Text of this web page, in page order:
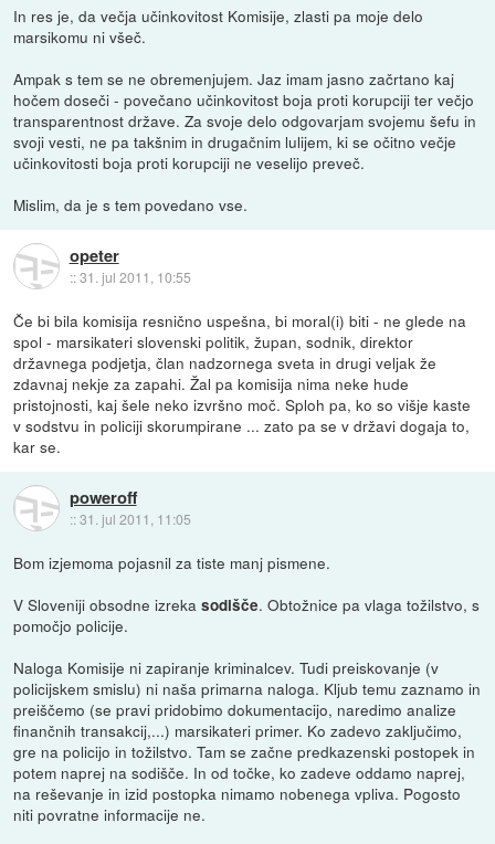
In res je, da večja učinkovitost Komisije, zlasti pa moje delo
marsikomu ni všeč.
Ampak s tem se ne obremenjujem. Jaz imam jasno začrtano kaj
hočem doseči - povečano učinkovitost boja proti korupciji ter večjo
transparentnost države. Za svoje delo odgovarjam svojemu šefu in
svoji vesti, ne pa takšnim in drugačnim lulijem, ki se očitno večje
učinkovitosti boja proti korupciji ne veselijo preveč.
Mislim, da je s tem povedano vse.
opeter
::31. jul 2011, 10:55
Če bi bila komisija resnično uspešna, bi moral(i) biti - ne glede na
spol - marsikateri slovenski politik, župan, sodnik, direktor
državnega podjetja, član nadzornega sveta in drugi veljak že
zdavnaj nekje za zapahi. Žal pa komisija nima neke hude
pristojnosti, kaj šele neko izvršno moč. Sploh pa, ko so višje kaste
v sodstvu in policiji skorumpirane ... zato pa se v državi dogaja to,
kar se.
poweroff
::31. jul 2011, 11:05
Bom izjemoma pojasnil za tiste manj pismene.
V Sloveniji obsodne izrekasodišče. Obtožnice pa vlaga tožilstvo, s
pomočjo policije.
Naloga Komisije ni zapiranje kriminalcev. Tudi preiskovanje (v
policijskem smislu) ni naša primarna naloga. Kljub temu zaznamo in
preiščemo (se pravi pridobimo dokumentacijo, naredimo analize
finančnih transakcij,...) marsikateri primer. Ko zadevo zaključimo,
gre na policijo in tožilstvo. Tam se začne predkazenski postopek in
potem naprej na sodišče. In od točke, ko zadeve oddamo naprej,
na reševanje in izid postopka nimamo nobenega vpliva. Pogosto
niti povratne informacije ne.